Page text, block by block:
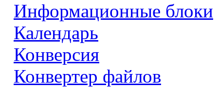
Информационные блоки
Календарь
Конверсия
Конвертер файлов